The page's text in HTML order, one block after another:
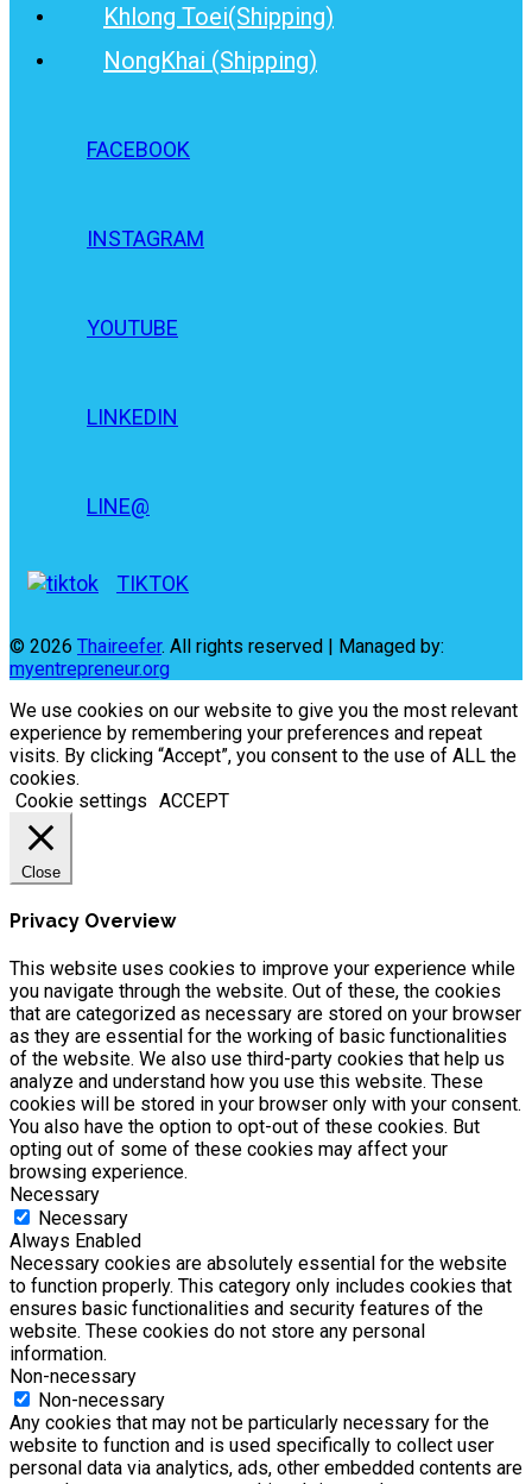
Khlong Toei(Shipping)
NongKhai (Shipping)
FACEBOOK
INSTAGRAM
YOUTUBE
LINKEDIN
LINE@
TIKTOK
© 2026 Thaireefer. All rights reserved | Managed by:
myentrepreneur.org
We use cookies on our website to give you the most relevant
experience by remembering your preferences and repeat
visits. By clicking “Accept”, you consent to the use of ALL the
cookies.
Cookie settings ACCEPT
Close
Privacy Overview
This website uses cookies to improve your experience while
you navigate through the website. Out of these, the cookies
that are categorized as necessary are stored on your browser
as they are essential for the working of basic functionalities
of the website. We also use third-party cookies that help us
analyze and understand how you use this website. These
cookies will be stored in your browser only with your consent.
You also have the option to opt-out of these cookies. But
opting out of some of these cookies may affect your
browsing experience.
Necessary
Necessary
Always Enabled
Necessary cookies are absolutely essential for the website
to function properly. This category only includes cookies that
ensures basic functionalities and security features of the
website. These cookies do not store any personal
information.
Non-necessary
Non-necessary
Any cookies that may not be particularly necessary for the
website to function and is used specifically to collect user
personal data via analytics, ads, other embedded contents are